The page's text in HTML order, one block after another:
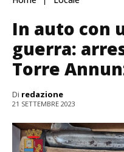
In auto con
guerra:
Torre
Di redazione
21 SETTEMBRE 2023